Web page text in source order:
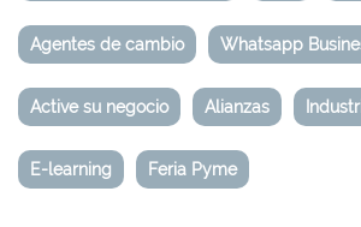
Agentes de cambio Whatsapp
Active su negocio Alianzas
E-learning Feria Pyme